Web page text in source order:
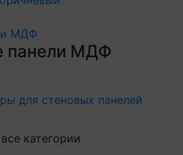
МДФ
панели МДФ
для стеновых панелей
категории